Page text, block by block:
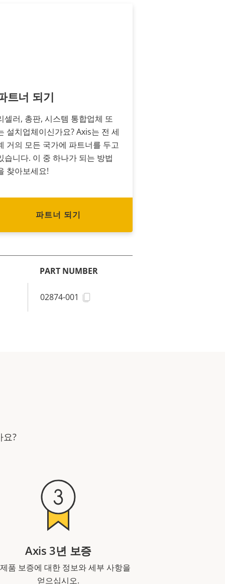
트너 되기
셀러, 총판, 시스템 통합업체 또
설치업체이신가요? Axis는 전 세
거의 모든 국가에 파트너를 두고
습니다. 이 중 하나가 되는 방법
찾아보세요!
파트너 되기
PART NUMBER
02874-001
요?
Axis 3년 보증
품 보증에 대한 정보와 세부 사항을
얻으십시오.